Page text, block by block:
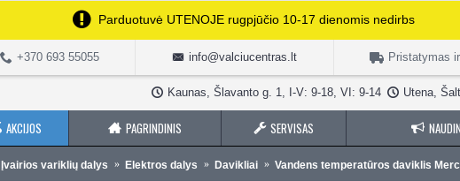
Parduotuvė UTENOJE rugpjūčio 10-17 dienomis nedirbs
+370 693 55055 info@valciucentras.lt Pristatymas
Kaunas, Šlavanto g. 1, I-V: 9-18, VI: 9-14 Utena,
AKCIJOS PAGRINDINIS SERVISAS
Įvairios variklių dalys Elektros dalys Davikliai Vandens temperatūros daviklis